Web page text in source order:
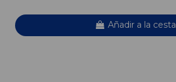
Añadir a la cesta